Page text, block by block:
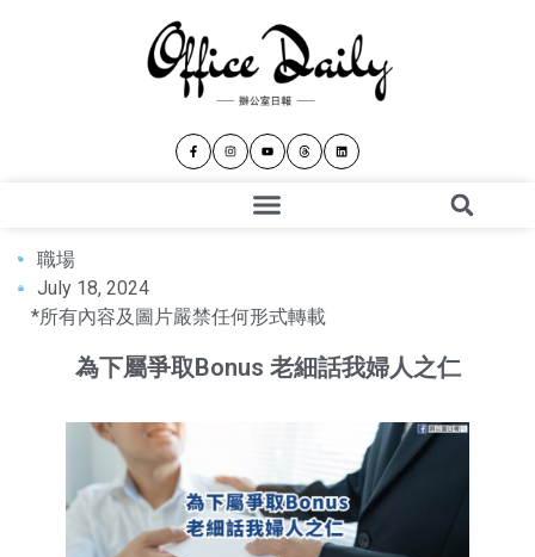
職場
July 18, 2024
*所有內容及圖片嚴禁任何形式轉載
為下屬爭取Bonus 老細話我婦人之仁